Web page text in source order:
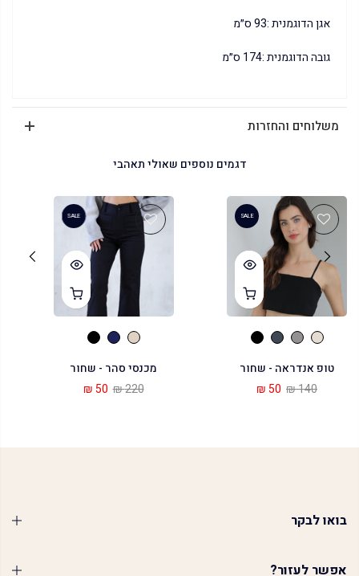
אגן הדוגמנית :93 ס״מ
גובה הדוגמנית :174 ס״מ
משלוחים והחזרות
דגמים נוספים שאולי תאהבי
SALE
טופ אנדראה - שחור
140 ₪
50 ₪
SALE
מכנסי סהר - שחור
220 ₪
50 ₪
בואו לבקר
אפשר לעזור?